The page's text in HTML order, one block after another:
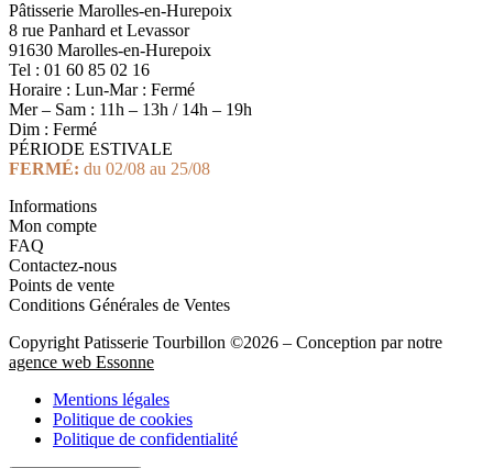
Pâtisserie Marolles-en-Hurepoix
8 rue Panhard et Levassor
91630 Marolles-en-Hurepoix
Tel : 01 60 85 02 16
Horaire : Lun-Mar : Fermé
Mer – Sam : 11h – 13h / 14h – 19h
Dim : Fermé
PÉRIODE ESTIVALE
FERMÉ: du 02/08 au 25/08
Informations
Mon compte
FAQ
Contactez-nous
Points de vente
Conditions Générales de Ventes
Copyright Patisserie Tourbillon ©2026 – Conception par notre
agence web Essonne
Mentions légales
Politique de cookies
Politique de confidentialité